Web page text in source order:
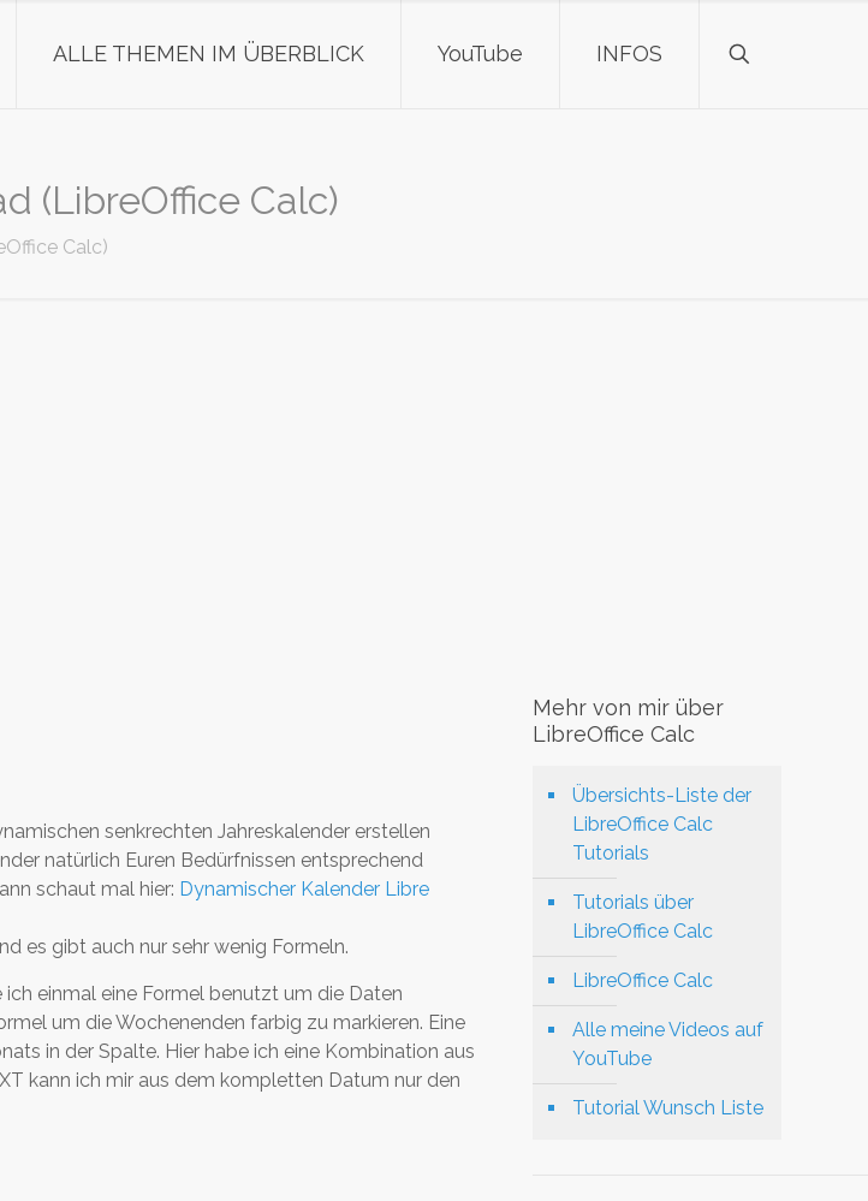
ALLE THEMEN IM ÜBERBLICK YouTube INFOS
(LibreOffice Calc)
Calc)
senkrechten Jahreskalender erstellen
natürlich Euren Bedürfnissen entsprechend
schaut mal hier: Dynamischer Kalender Libre
es gibt auch nur sehr wenig Formeln.
einmal eine Formel benutzt um die Daten
um die Wochenenden farbig zu markieren. Eine
in der Spalte. Hier habe ich eine Kombination aus
kann ich mir aus dem kompletten Datum nur den
Mehr von mir über
LibreOffice Calc
Übersichts-Liste der
LibreOffice Calc
Tutorials
Tutorials über
LibreOffice Calc
LibreOffice Calc
Alle meine Videos auf
YouTube
Tutorial Wunsch Liste